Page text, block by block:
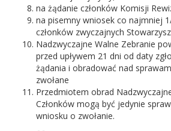
na żądanie członków Komisji
na pisemny wniosek co najmniej
członków zwyczajnych
Nadzwyczajne Walne Zebranie
przed upływem 21 dni od daty
żądania i obradować nad
zwołane
Przedmiotem obrad
Członków mogą być jedynie
wniosku o zwołanie.